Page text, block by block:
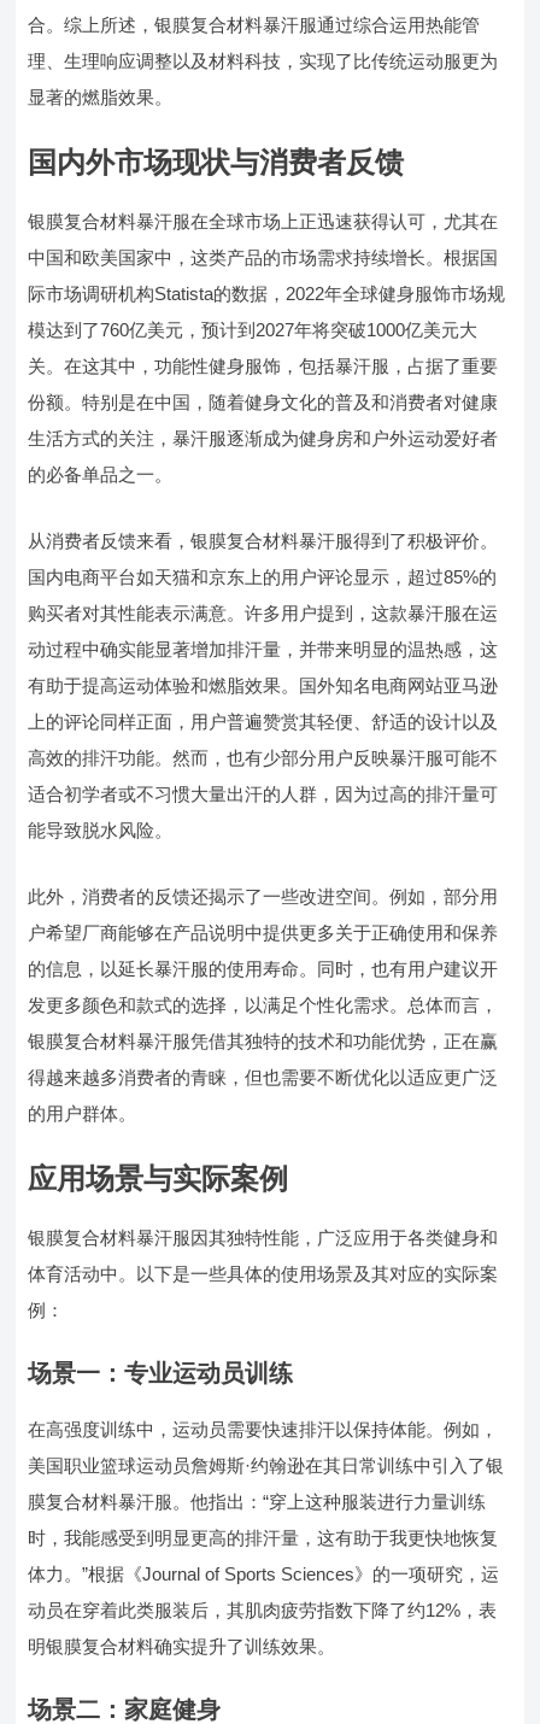
合。综上所述，银膜复合材料暴汗服通过综合运用热能管
理、生理响应调整以及材料科技，实现了比传统运动服更为
显著的燃脂效果。
国内外市场现状与消费者反馈
银膜复合材料暴汗服在全球市场上正迅速获得认可，尤其在
中国和欧美国家中，这类产品的市场需求持续增长。根据国
际市场调研机构Statista的数据，2022年全球健身服饰市场规
模达到了760亿美元，预计到2027年将突破1000亿美元大
关。在这其中，功能性健身服饰，包括暴汗服，占据了重要
份额。特别是在中国，随着健身文化的普及和消费者对健康
生活方式的关注，暴汗服逐渐成为健身房和户外运动爱好者
的必备单品之一。
从消费者反馈来看，银膜复合材料暴汗服得到了积极评价。
国内电商平台如天猫和京东上的用户评论显示，超过85%的
购买者对其性能表示满意。许多用户提到，这款暴汗服在运
动过程中确实能显著增加排汗量，并带来明显的温热感，这
有助于提高运动体验和燃脂效果。国外知名电商网站亚马逊
上的评论同样正面，用户普遍赞赏其轻便、舒适的设计以及
高效的排汗功能。然而，也有少部分用户反映暴汗服可能不
适合初学者或不习惯大量出汗的人群，因为过高的排汗量可
能导致脱水风险。
此外，消费者的反馈还揭示了一些改进空间。例如，部分用
户希望厂商能够在产品说明中提供更多关于正确使用和保养
的信息，以延长暴汗服的使用寿命。同时，也有用户建议开
发更多颜色和款式的选择，以满足个性化需求。总体而言，
银膜复合材料暴汗服凭借其独特的技术和功能优势，正在赢
得越来越多消费者的青睐，但也需要不断优化以适应更广泛
的用户群体。
应用场景与实际案例
银膜复合材料暴汗服因其独特性能，广泛应用于各类健身和
体育活动中。以下是一些具体的使用场景及其对应的实际案
例：
场景一：专业运动员训练
在高强度训练中，运动员需要快速排汗以保持体能。例如，
美国职业篮球运动员詹姆斯·约翰逊在其日常训练中引入了银
膜复合材料暴汗服。他指出：“穿上这种服装进行力量训练
时，我能感受到明显更高的排汗量，这有助于我更快地恢复
体力。”根据《Journal of Sports Sciences》的一项研究，运
动员在穿着此类服装后，其肌肉疲劳指数下降了约12%，表
明银膜复合材料确实提升了训练效果。
场景二：家庭健身